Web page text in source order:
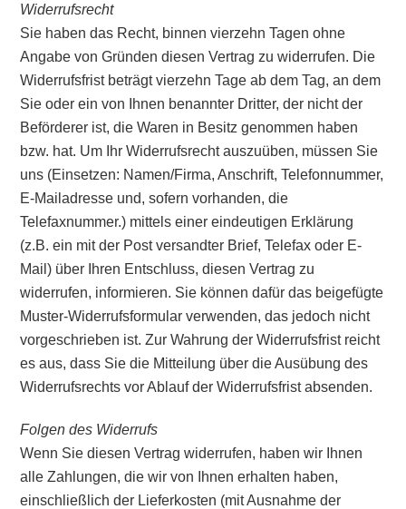
Widerrufsrecht
Sie haben das Recht, binnen vierzehn Tagen ohne
Angabe von Gründen diesen Vertrag zu widerrufen. Die
Widerrufsfrist beträgt vierzehn Tage ab dem Tag, an dem
Sie oder ein von Ihnen benannter Dritter, der nicht der
Beförderer ist, die Waren in Besitz genommen haben
bzw. hat. Um Ihr Widerrufsrecht auszuüben, müssen Sie
uns (Einsetzen: Namen/Firma, Anschrift, Telefonnummer,
E-Mailadresse und, sofern vorhanden, die
Telefaxnummer.) mittels einer eindeutigen Erklärung
(z.B. ein mit der Post versandter Brief, Telefax oder E-
Mail) über Ihren Entschluss, diesen Vertrag zu
widerrufen, informieren. Sie können dafür das beigefügte
Muster-Widerrufsformular verwenden, das jedoch nicht
vorgeschrieben ist. Zur Wahrung der Widerrufsfrist reicht
es aus, dass Sie die Mitteilung über die Ausübung des
Widerrufsrechts vor Ablauf der Widerrufsfrist absenden.
Folgen des Widerrufs
Wenn Sie diesen Vertrag widerrufen, haben wir Ihnen
alle Zahlungen, die wir von Ihnen erhalten haben,
einschließlich der Lieferkosten (mit Ausnahme der